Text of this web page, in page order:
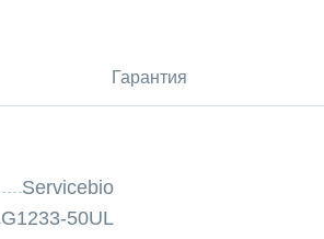
Гарантия
Servicebio
G1233-50UL